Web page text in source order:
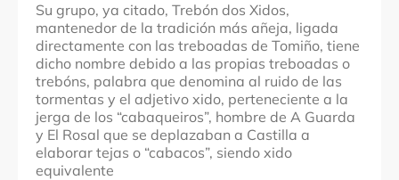
Su grupo, ya citado, Trebón dos Xidos,
mantenedor de la tradición más añeja, ligada
directamente con las treboadas de Tomiño, tiene
dicho nombre debido a las propias treboadas o
trebóns, palabra que denomina al ruido de las
tormentas y el adjetivo xido, perteneciente a la
jerga de los “cabaqueiros”, hombre de A Guarda
y El Rosal que se deplazaban a Castilla a
elaborar tejas o “cabacos”, siendo xido
equivalente